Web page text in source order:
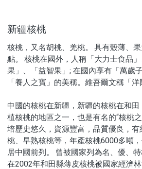
品牌
服務/政策
新疆核桃
核桃，又名胡桃、羌桃。
具有殼薄、
點。
核桃在國外，人稱「大力士食品
果」、「益智果」 ; 在國內享有「萬歲
「養人之寶」的美稱。維吾爾文稱「洋
中國的核桃在新疆，新疆的核桃在和
植核桃的地區之一，也是有名的“核桃之
培歷史悠久，資源豐富，品質優良，
桃、早熟核桃等，年產核桃6000多噸
居中國前列。
曾被國家列為名、優、
在2002年和田縣薄皮核桃被國家經濟